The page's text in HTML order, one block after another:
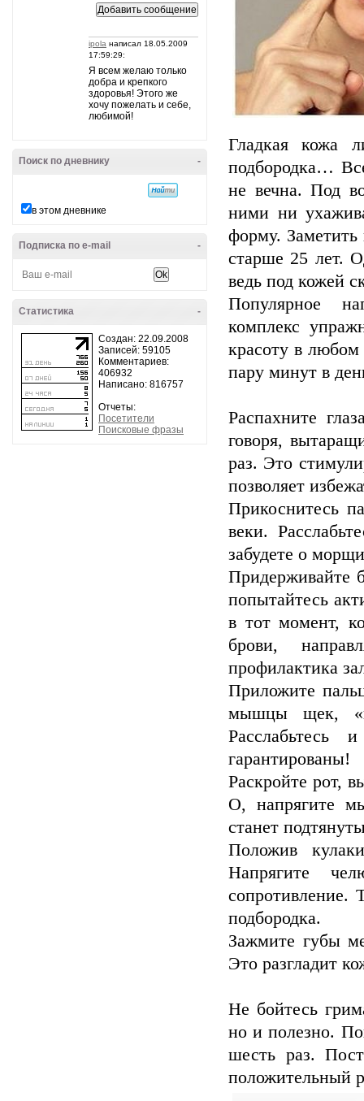
ipola написал 18.05.2009
17:59:29:
Я всем желаю только
добра и крепкого
здоровья! Этого же
хочу пожелать и себе,
любимой!
-
Поиск по дневнику
в этом дневнике
-
Подписка по e-mail
-
Статистика
Создан: 22.09.2008
Записей: 59105
Комментариев:
406932
Написано: 816757
Отчеты:
Посетители
Поисковые фразы
Гладкая кожа
подбородка…
не вечна. Под
ними ни
форму.
старше 25 лет.
ведь под кожей
Популярное
комплекс
красоту в любом
пару минут в
Распахните
говоря,
раз. Это
позволяет
Прикоснитесь
веки.
забудете о
Придерживайте
попытайтесь
в тот момент,
брови,
профилактика
Приложите
мышцы щек,
Расслабьтесь
гарантированы!
Раскройте рот,
О, напрягите
станет
Положив
Напрягите
сопротивление.
подбородка.
Зажмите губы
Это разгладит
Не бойтесь
но и полезно.
шесть раз.
положительный